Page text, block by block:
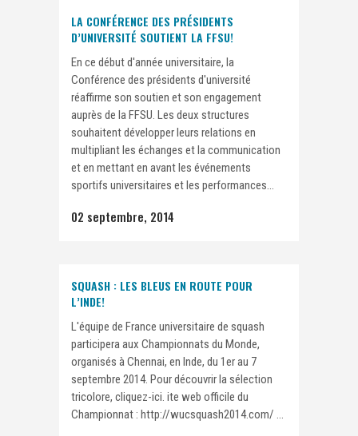
LA CONFÉRENCE DES PRÉSIDENTS
D’UNIVERSITÉ SOUTIENT LA FFSU!
En ce début d'année universitaire, la
Conférence des présidents d'université
réaffirme son soutien et son engagement
auprès de la FFSU. Les deux structures
souhaitent développer leurs relations en
multipliant les échanges et la communication
et en mettant en avant les événements
sportifs universitaires et les performances...
02 septembre, 2014
SQUASH : LES BLEUS EN ROUTE POUR
L’INDE!
L'équipe de France universitaire de squash
participera aux Championnats du Monde,
organisés à Chennai, en Inde, du 1er au 7
septembre 2014. Pour découvrir la sélection
tricolore, cliquez-ici. ite web officile du
Championnat : http://wucsquash2014.com/ ...